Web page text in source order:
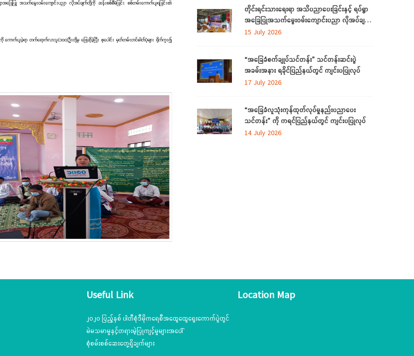
အခြေပြု အသက်မွေးဝမ်းကျောင်းပညာ လိုအပ်ချက်တို့ကို ဆန်းစစ်စီမံခြင်း စစ်တမ်းကောက်ယူရခြင်း၏
ာက်ယူခဲ့ရာ တက်ရောက်လာသူ(၁၀၀)ဦးတို့မှ ဖြေဆိုခဲ့ပြီး စုပေါင်း မှတ်တမ်းတင်ဓါတ်ပုံများ ရိုက်ကူး၍
တိုင်းရင်းသားရေးရာ အသိပညာပေးခြင်းနှင့် ရပ်ရွာ
အခြေပြုအသက်မွေးဝမ်းကျောင်းပညာ လိုအပ်ချက်
တို့ကို ဆန်းစစ်စီမံခြင်း အစီအစဉ်ကို ပဲခူးတိုင်းဒေသ
15 July 2026
“အခြေခံစက်ချုပ်သင်တန်း” သင်တန်းဆင်းပွဲ
အခမ်းအနား ရခိုင်ပြည်နယ်တွင် ကျင်းပပြုလုပ်
17 July 2026
“အခြေခံလူသုံးကုန်ထုတ်လုပ်မှုနည်းပညာပေး
သင်တန်း” ကို ကရင်ပြည်နယ်တွင် ကျင်းပပြုလုပ်
14 July 2026
Useful Link
၂၀၂၀ ပြည့်နှစ် ပါတီစုံဒီမိုကရေစီအထွေထွေရွေးကောက်ပွဲတွင်
မဲမသမာမှုနှင့်တရားမဲ့ပြုကျင့်မှုများအပေါ်
စုံစမ်းစစ်ဆေးတွေ့ရှိချက်များ
Location Map